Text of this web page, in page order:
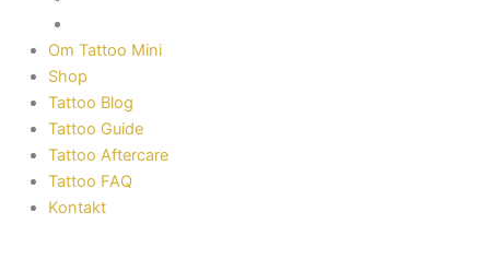
Om Tattoo Mini
Shop
Tattoo Blog
Tattoo Guide
Tattoo Aftercare
Tattoo FAQ
Kontakt